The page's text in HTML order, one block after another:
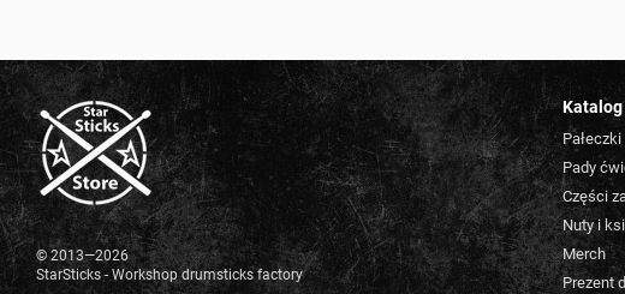
© 2013—2026
StarSticks - Workshop drumsticks factory
Katalog
Pady
Części
Nuty i
Merch
Prezent